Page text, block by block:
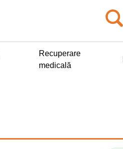
Recuperare
medicală